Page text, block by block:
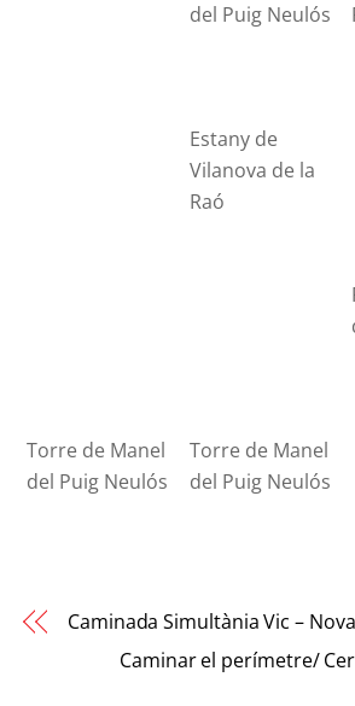
del Puig Neulós
Estany de
Vilanova de la
Raó
Torre de Manel
del Puig Neulós
Torre de Manel
del Puig Neulós
Caminada Simultània Vic –
Caminar el perímetre/